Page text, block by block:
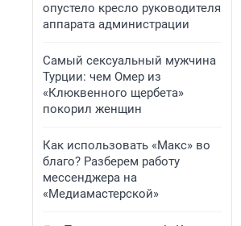
опустело кресло руководителя
аппарата администрации
Самый сексуальный мужчина
Турции: чем Омер из
«Клюквенного щербета»
покорил женщин
Как использовать «Макс» во
благо? Разберем работу
мессенджера на
«Медиамастерской»